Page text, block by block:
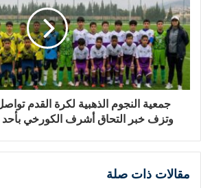
جمعية النجوم الذهبية لكرة القدم
وتزف خبر التحاق أشرف الكورخي بأحد
مقالات ذات صلة